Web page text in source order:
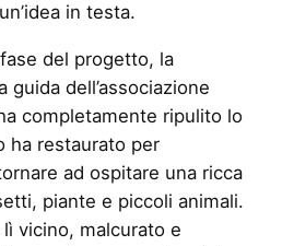
in testa.
del progetto, la
dell’associazione
completamente ripulito lo
ha restaurato per
ad ospitare una ricca
piante e piccoli animali.
vicino, malcurato e